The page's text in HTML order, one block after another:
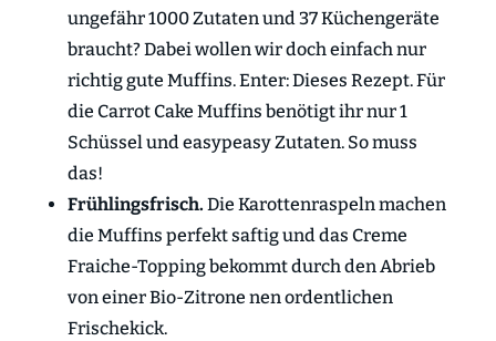
ungefähr 1000 Zutaten und 37 Küchengeräte
braucht? Dabei wollen wir doch einfach nur
richtig gute Muffins. Enter: Dieses Rezept. Für
die Carrot Cake Muffins benötigt ihr nur 1
Schüssel und easypeasy Zutaten. So muss
das!
Frühlingsfrisch. Die Karottenraspeln machen
die Muffins perfekt saftig und das Creme
Fraiche-Topping bekommt durch den Abrieb
von einer Bio-Zitrone nen ordentlichen
Frischekick.